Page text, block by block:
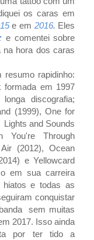
os caras em
e em 2016. Eles
e comentei sobre
hora dos caras
rapidinho:
formada em 1997
discografia;
(1999), One for
Lights and Sounds
You're Through
Air (2012),Ocean
eYellowcard
em sua carreira
e todas as
conquistar
bandasem muitas
2017. Isso ainda
por ter tido a